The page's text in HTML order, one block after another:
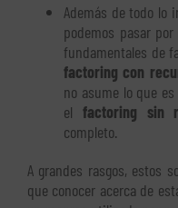
Además de todo lo
podemos pasar
fundamentales de
factoring con
no asume lo que
el factoring sin
completo.
A grandes rasgos, estos
que conocer acerca de